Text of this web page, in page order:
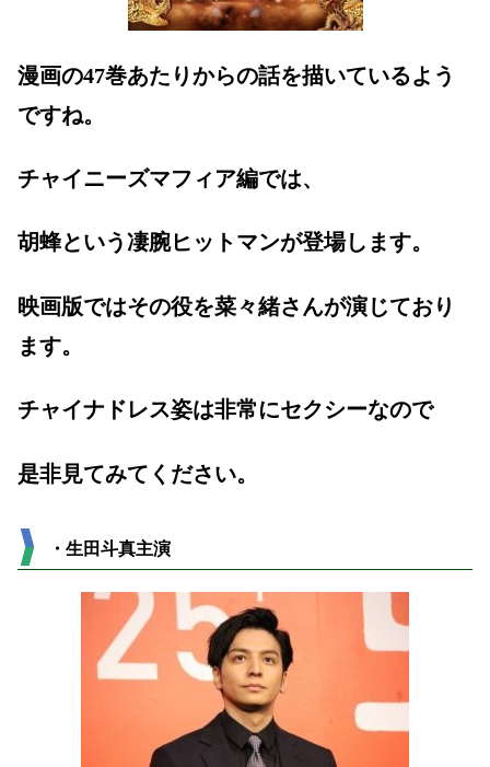
漫画の47巻あたりからの話を描いているよう
ですね。
チャイニーズマフィア編では、
胡蜂という凄腕ヒットマンが登場します。
映画版ではその役を菜々緒さんが演じており
ます。
チャイナドレス姿は非常にセクシーなので
是非見てみてください。
・生田斗真主演